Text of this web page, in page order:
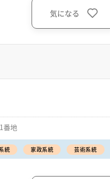
気になる
番地
統 家政系統 芸術系統